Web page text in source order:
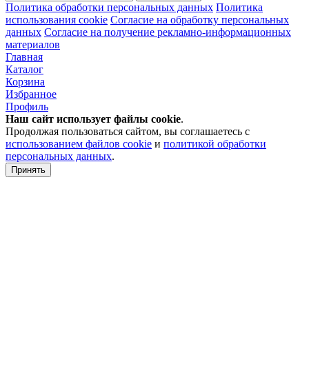
Политика обработки персональных данных Политика
использования cookie Согласие на обработку персональных
данных Согласие на получение рекламно-информационных
материалов
Главная
Каталог
Корзина
Избранное
Профиль
Наш сайт использует файлы cookie.
Продолжая пользоваться сайтом, вы соглашаетесь с
использованием файлов cookie и политикой обработки
персональных данных.
Принять